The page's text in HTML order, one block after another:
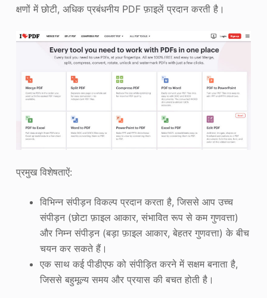
क्षणों में छोटी, अधिक प्रबंधनीय PDF फ़ाइलें प्रदान करती है।
प्रमुख विशेषताऐं:
विभिन्न संपीड़न विकल्प प्रदान करता है, जिससे आप उच्च
संपीड़न (छोटा फ़ाइल आकार, संभावित रूप से कम गुणवत्ता)
और निम्न संपीड़न (बड़ा फ़ाइल आकार, बेहतर गुणवत्ता) के बीच
चयन कर सकते हैं।
एक साथ कई पीडीएफ को संपीड़ित करने में सक्षम बनाता है,
जिससे बहुमूल्य समय और प्रयास की बचत होती है।